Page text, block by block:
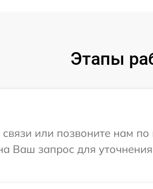
Этапы
или позвоните нам
Ваш запрос для